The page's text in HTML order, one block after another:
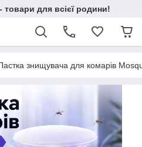
товари для всієї родини!
знищувача для комарів